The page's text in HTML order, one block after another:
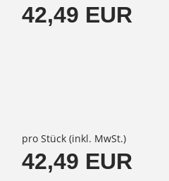
42,49 EUR
pro Stück (inkl. MwSt.)
42,49 EUR